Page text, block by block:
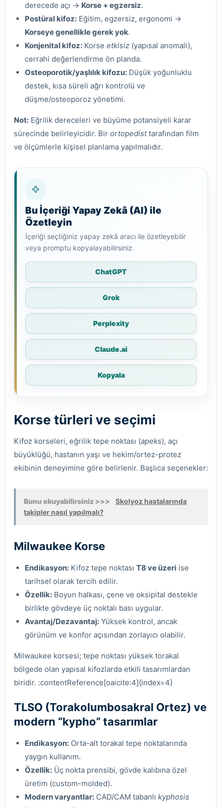
derecede açı → Korse + egzersiz.
Postüral kifoz: Eğitim, egzersiz, ergonomi →
Korseye genellikle gerek yok.
Konjenital kifoz: Korse etkisiz (yapısal anomali),
cerrahi değerlendirme ön planda.
Osteoporotik/yaşlılık kifozu: Düşük yoğunluklu
destek, kısa süreli ağrı kontrolü ve
düşme/osteoporoz yönetimi.
Not: Eğrilik dereceleri ve büyüme potansiyeli karar
sürecinde belirleyicidir. Bir ortopedisttarafından film
ve ölçümlerle kişisel planlama yapılmalıdır.
Bu İçeriği Yapay Zekâ (AI) ile
Özetleyin
İçeriği seçtiğiniz yapay zekâ aracı ile özetleyebilir
veya promptu kopyalayabilirsiniz.
ChatGPT
Grok
Perplexity
Claude.ai
Kopyala
Korse türleri ve seçimi
Kifoz korseleri, eğrilik tepe noktası (apeks), açı
büyüklüğü, hastanın yaşı ve hekim/ortez-protez
ekibinin deneyimine göre belirlenir. Başlıca seçenekler:
Bunu okuyabilirsiniz >>>
Skolyoz hastalarında
takipler nasıl yapılmalı?
Milwaukee Korse
Endikasyon: Kifoz tepe noktası T8 ve üzeri ise
tarihsel olarak tercih edilir.
Özellik: Boyun halkası, çene ve oksipital destekle
birlikte gövdeye üç noktalı bası uygular.
Avantaj/Dezavantaj: Yüksek kontrol, ancak
görünüm ve konfor açısından zorlayıcı olabilir.
Milwaukee korsesi; tepe noktası yüksek torakal
bölgede olan yapısal kifozlarda etkili tasarımlardan
biridir. :contentReference[oaicite:4]{index=4}
TLSO (Torakolumbosakral Ortez) ve
modern “kypho” tasarımlar
Endikasyon: Orta-alt torakal tepe noktalarında
yaygın kullanım.
Özellik: Üç nokta prensibi, gövde kalıbına özel
üretim (custom-molded).
Modern varyantlar: CAD/CAM tabanlı kyphosis